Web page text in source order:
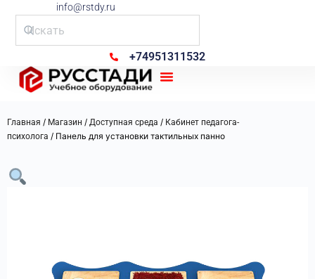
info@rstdy.ru
+74951311532
Главная / Магазин / Доступная среда / Кабинет педагога-
психолога / Панель для установки тактильных панно